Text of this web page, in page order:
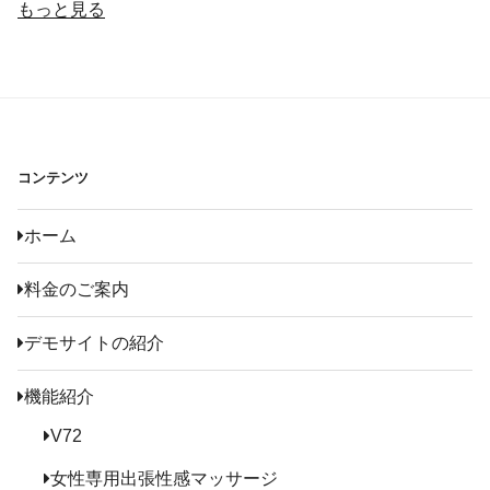
もっと見る
コンテンツ
ホーム
料金のご案内
デモサイトの紹介
機能紹介
V72
女性専用出張性感マッサージ